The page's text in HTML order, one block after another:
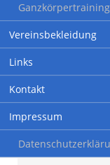
Vereinsbekleidung
Links
Kontakt
Impressum